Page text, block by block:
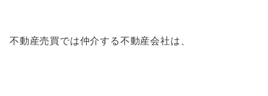
不動産売買では仲介する不動産会社は、